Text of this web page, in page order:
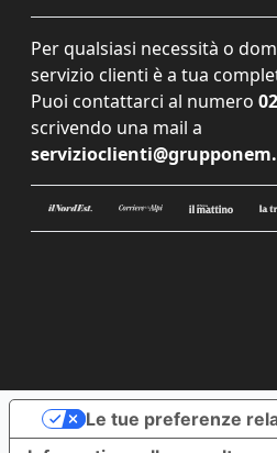
Per qualsiasi necessità o
servizio clienti è a tua
Puoi contattarci al numero
scrivendo una mail a
Le tue preferenze